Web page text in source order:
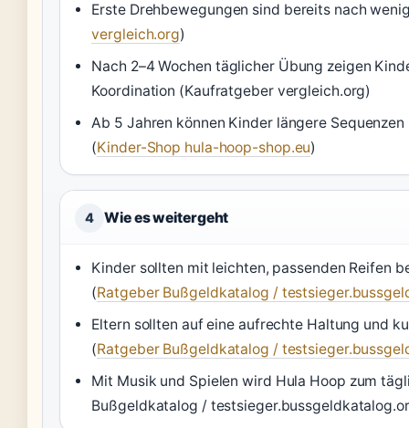
Erste Drehbewegungen sind bereits nach
vergleich.org)
Nach 2–4 Wochen täglicher Übung zeigen
Koordination (Kaufratgeber vergleich.org)
Ab 5 Jahren können Kinder längere
(Kinder-Shop hula-hoop-shop.eu)
4 Wie es weitergeht
Kinder sollten mit leichten, passenden Reifen
(Ratgeber Bußgeldkatalog /
Eltern sollten auf eine aufrechte Haltung und
(Ratgeber Bußgeldkatalog /
Mit Musik und Spielen wird Hula Hoop zum
Bußgeldkatalog /